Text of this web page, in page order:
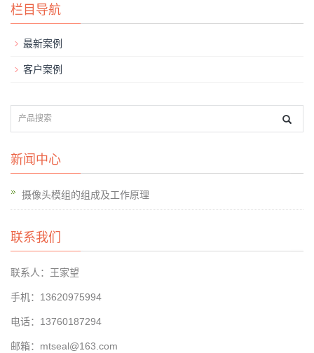
栏目导航
最新案例
客户案例
新闻中心
摄像头模组的组成及工作原理
联系我们
联系人：王家望
手机：13620975994
电话：13760187294
邮箱：mtseal@163.com